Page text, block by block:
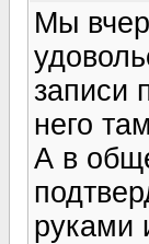
Мы
записи
него
А в
руками